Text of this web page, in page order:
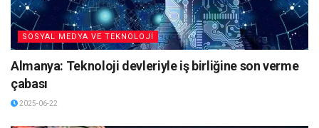
SOSYAL MEDYA VE TEKNOLOJİ
Almanya: Teknoloji devleriyle iş birliğine son verme
çabası
2025-06-22